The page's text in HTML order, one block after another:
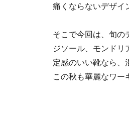
痛くならないデザイ
そこで今回は、旬の
ジソール、モンドリ
定感のいい靴なら、
この秋も華麗なワー